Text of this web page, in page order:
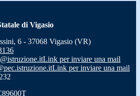
di Vigasio
6 - 37068 Vigasio (VR)
Link per inviare una mail
Link per inviare una mail